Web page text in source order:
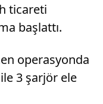
ticareti
başlattı.
operasyonda
3 şarjör ele